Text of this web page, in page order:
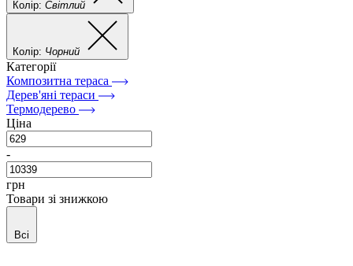
Колір: Світлий
Колір: Чорний
Категорії
Композитна тераса
Дерев'яні тераси
Термодерево
Ціна
-
грн
Товари зі знижкою
Всі